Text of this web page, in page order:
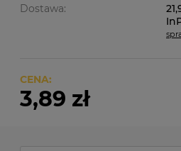
Dostawa:
Cena nie zawiera
CENA:
3,89 zł